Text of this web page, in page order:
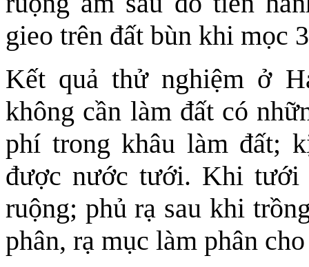
gieo trên đất bùn khi mọc
Kết quả thử nghiệm ở
không cần làm đất có
phí trong khâu làm đất;
được nước tưới. Khi tưới
ruộng; phủ rạ sau khi
phân, rạ mục làm phân